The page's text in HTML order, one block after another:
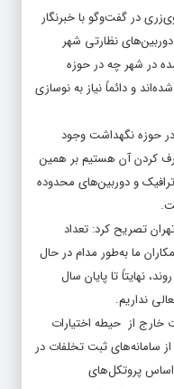
در گفت‌وگو با خبرنگار
نظارتی شهر
در شهر چه در حوزه
و دائماً نیاز به نوسازی
حوزه نگهداشت وجود
کردن آن هستیم بر همین
و دوربین‌های محدوده
تصریح کرد: تعداد
ما به‌طور مدام در حال
نهایتاً تا پایان سال
نداریم.
خارج از حیطه اختیارات
سامانه‌های ثبت تخلفات در
پروتکل‌های